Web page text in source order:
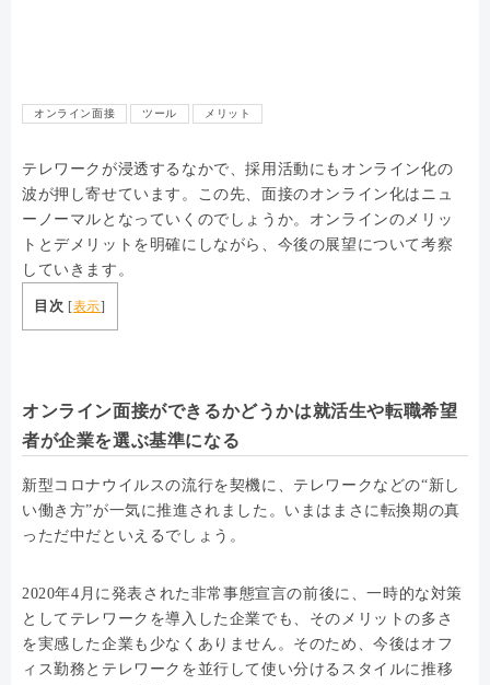
オンライン面接 ツール メリット
テレワークが浸透するなかで、採用活動にもオンライン化の
波が押し寄せています。この先、面接のオンライン化はニュ
ーノーマルとなっていくのでしょうか。オンラインのメリッ
トとデメリットを明確にしながら、今後の展望について考察
していきます。
目次 [表示]
オンライン面接ができるかどうかは就活生や転職希望
者が企業を選ぶ基準になる
新型コロナウイルスの流行を契機に、テレワークなどの“新し
い働き方”が一気に推進されました。いまはまさに転換期の真
っただ中だといえるでしょう。
2020年4月に発表された非常事態宣言の前後に、一時的な対策
としてテレワークを導入した企業でも、そのメリットの多さ
を実感した企業も少なくありません。そのため、今後はオフ
ィス勤務とテレワークを並行して使い分けるスタイルに推移